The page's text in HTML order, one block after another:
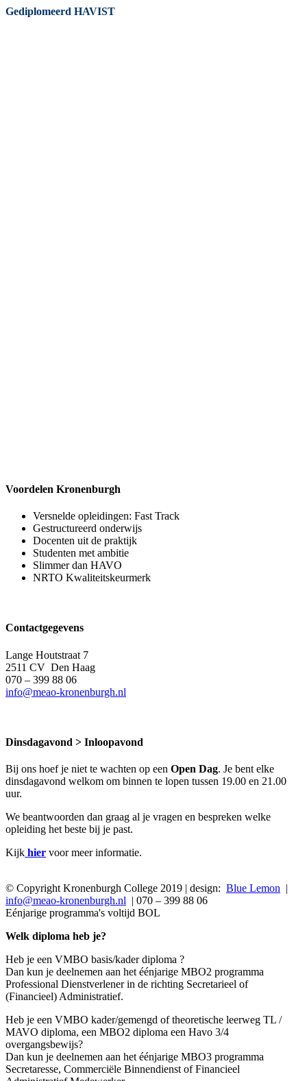
Gediplomeerd HAVIST
Voordelen Kronenburgh
Versnelde opleidingen: Fast Track
Gestructureerd onderwijs
Docenten uit de praktijk
Studenten met ambitie
Slimmer dan HAVO
NRTO Kwaliteitskeurmerk
Contactgegevens
Lange Houtstraat 7
2511 CV Den Haag
070 – 399 88 06
info@meao-kronenburgh.nl
Dinsdagavond > Inloopavond
Bij ons hoef je niet te wachten op een Open Dag. Je bent elke
dinsdagavond welkom om binnen te lopen tussen 19.00 en 21.00
uur.
We beantwoorden dan graag al je vragen en bespreken welke
opleiding het beste bij je past.
Kijk hier voor meer informatie.
© Copyright Kronenburgh College 2019 | design: Blue Lemon |
info@meao-kronenburgh.nl | 070 – 399 88 06
Eénjarige programma's voltijd BOL
Welk diploma heb je?
Heb je een VMBO basis/kader diploma ?
Dan kun je deelnemen aan het éénjarige MBO2 programma
Professional Dienstverlener in de richting Secretarieel of
(Financieel) Administratief.
Heb je een VMBO kader/gemengd of theoretische leerweg TL /
MAVO diploma, een MBO2 diploma een Havo 3/4
overgangsbewijs?
Dan kun je deelnemen aan het éénjarige MBO3 programma
Secretaresse, Commerciële Binnendienst of Financieel